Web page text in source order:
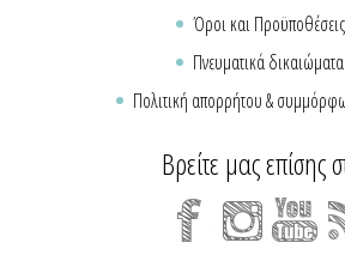
Όροι και Προϋποθέσεις
Πνευματικά δικαιώματα
Πολιτική απορρήτου &
Βρείτε μας επίσης